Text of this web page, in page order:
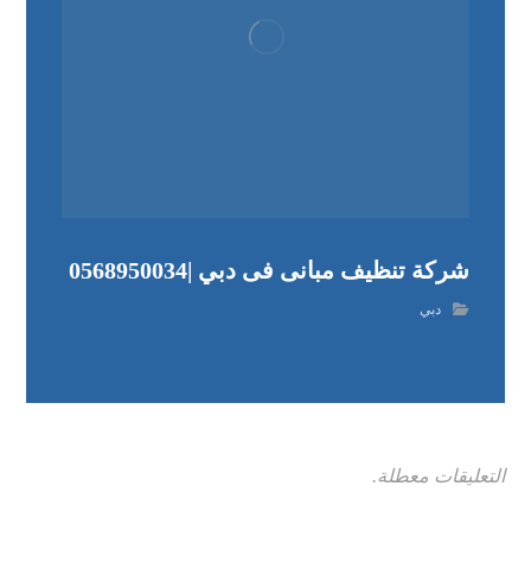
شركة تنظيف مبانى فى دبي |0568950034
دبي
التعليقات معطلة.